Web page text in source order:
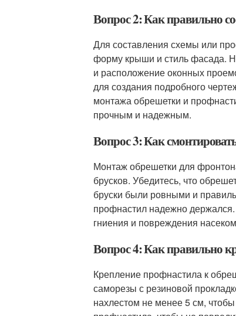
Вопрос 2: Как правильно
Для составления схемы или
форму крыши и стиль фасада.
и расположение оконных
для создания подробного
монтажа обрешетки и
прочным и надежным.
Вопрос 3: Как
Монтаж обрешетки для
брусков. Убедитесь, что
бруски были ровными и
профнастил надежно
гниения и повреждения
Вопрос 4: Как правильно
Крепление профнастила к
саморезы с резиновой
нахлестом не менее 5 см,